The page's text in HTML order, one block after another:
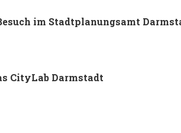
im Stadtplanungsamt
CityLab Darmstadt